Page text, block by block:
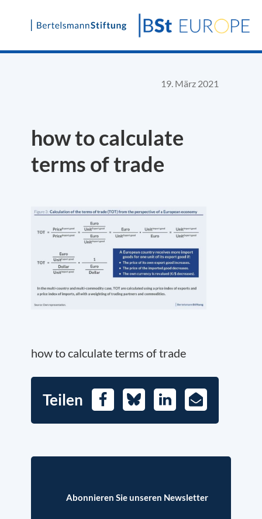
Skip
19. März 2021
how to calculate
terms of trade
how to calculate terms of trade
Teilen FacebookBlueskyLinkedIn
E-
Mail
Abonnieren Sie unseren Newsletter